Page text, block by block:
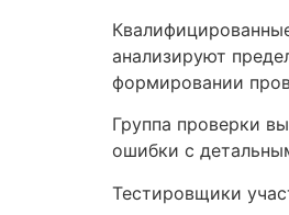
анализируют
формировании
Группа проверки
ошибки с
Тестировщики